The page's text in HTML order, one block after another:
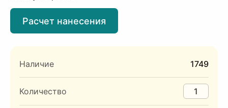
Расчет нанесения
Наличие 1749
Количество